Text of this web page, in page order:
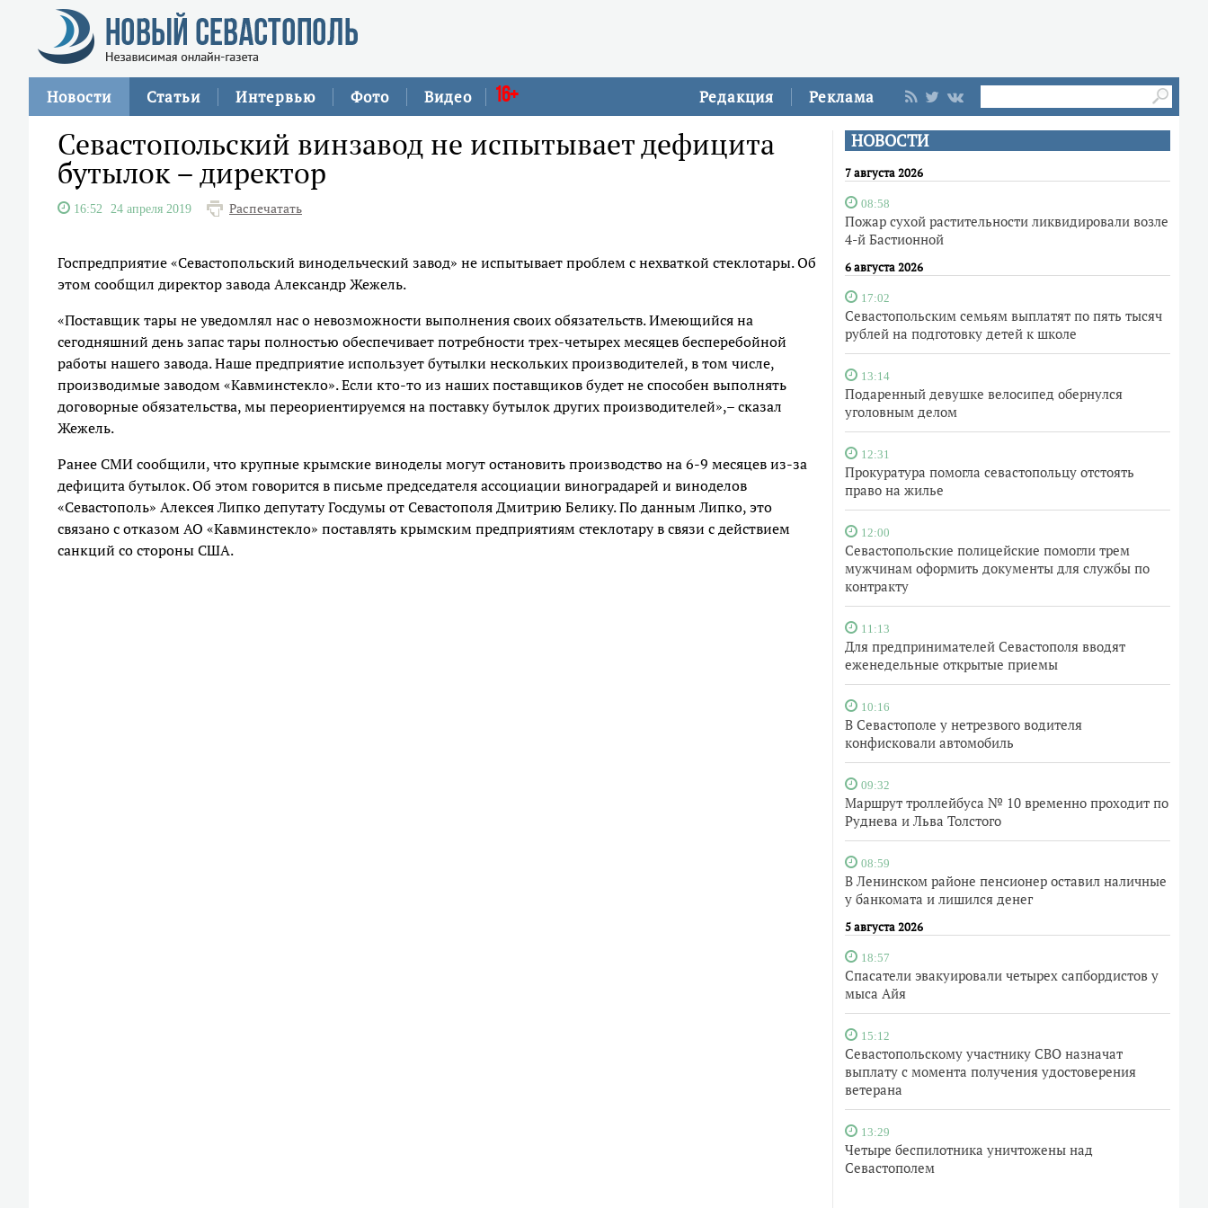
Редакция Реклама
Новости Статьи Интервью Фото Видео 16+
НОВОСТИ
7 августа 2026
08:58
Пожар сухой растительности ликвидировали возле
4-й Бастионной
6 августа 2026
17:02
Севастопольским семьям выплатят по пять тысяч
рублей на подготовку детей к школе
13:14
Подаренный девушке велосипед обернулся
уголовным делом
12:31
Прокуратура помогла севастопольцу отстоять
право на жилье
12:00
Севастопольские полицейские помогли трем
мужчинам оформить документы для службы по
контракту
11:13
Для предпринимателей Севастополя вводят
еженедельные открытые приемы
10:16
В Севастополе у нетрезвого водителя
конфисковали автомобиль
09:32
Маршрут троллейбуса № 10 временно проходит по
Руднева и Льва Толстого
08:59
В Ленинском районе пенсионер оставил наличные
у банкомата и лишился денег
5 августа 2026
18:57
Спасатели эвакуировали четырех сапбордистов у
мыса Айя
15:12
Севастопольскому участнику СВО назначат
выплату с момента получения удостоверения
ветерана
13:29
Четыре беспилотника уничтожены над
Севастополем
Севастопольский винзавод не испытывает дефицита
бутылок – директор
16:52 24 апреля 2019 Распечатать
Госпредприятие «Севастопольский винодельческий завод» не испытывает проблем с нехваткой стеклотары. Об
этом сообщил директор завода Александр Жежель.
«Поставщик тары не уведомлял нас о невозможности выполнения своих обязательств. Имеющийся на
сегодняшний день запас тары полностью обеспечивает потребности трех-четырех месяцев бесперебойной
работы нашего завода. Наше предприятие использует бутылки нескольких производителей, в том числе,
производимые заводом «Кавминстекло». Если кто-то из наших поставщиков будет не способен выполнять
договорные обязательства, мы переориентируемся на поставку бутылок других производителей»,– сказал
Жежель.
Ранее СМИ сообщили, что крупные крымские виноделы могут остановить производство на 6-9 месяцев из-за
дефицита бутылок. Об этом говорится в письме председателя ассоциации виноградарей и виноделов
«Севастополь» Алексея Липко депутату Госдумы от Севастополя Дмитрию Белику. По данным Липко, это
связано с отказом АО «Кавминстекло» поставлять крымским предприятиям стеклотару в связи с действием
санкций со стороны США.